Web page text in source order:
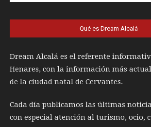
Qué es Dream Alcalá
Dream Alcalá es el referente
Henares, con la información más
de la ciudad natal de Cervantes.
Cada día publicamos las últimas
con especial atención al turismo, ocio,